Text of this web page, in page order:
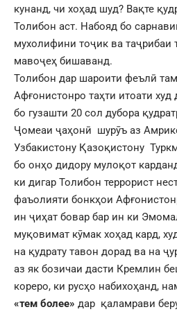
кунанд, чи хоҳад шуд? Вақте
Толибон аст. Набояд бо
мухолифини тоҷик ва таҷрибаи
мавоҷеҳ бишаванд.
Толибон дар шароити феълӣ
Афғонистонро таҳти итоати
бо гузашти 20 сол дубора
Ҷомеаи ҷаҳонӣ шурӯъ аз
Узбакистону Қазоқистону
бо онҳо дидору мулоқот
ки дигар Толибон террорист
фаъолияти бонкҳои
ин ҷиҳат бовар бар ин ки
муқовимат кӯмак хоҳад кард,
на қудрату тавон дорад ва на
аз як бозичаи дасти Кремлин
кореро, ки русҳо набихоҳанд,
«тем более» дар қаламрави